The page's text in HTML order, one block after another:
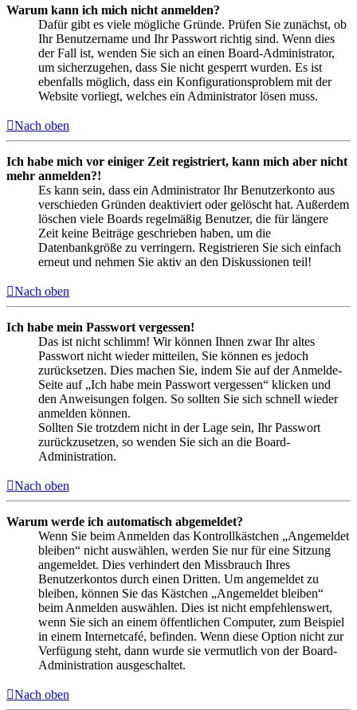
Warum kann ich mich nicht anmelden?
Dafür gibt es viele mögliche Gründe. Prüfen Sie zunächst, ob
Ihr Benutzername und Ihr Passwort richtig sind. Wenn dies
der Fall ist, wenden Sie sich an einen Board-Administrator,
um sicherzugehen, dass Sie nicht gesperrt wurden. Es ist
ebenfalls möglich, dass ein Konfigurationsproblem mit der
Website vorliegt, welches ein Administrator lösen muss.
Nach oben
Ich habe mich vor einiger Zeit registriert, kann mich aber nicht
mehr anmelden?!
Es kann sein, dass ein Administrator Ihr Benutzerkonto aus
verschieden Gründen deaktiviert oder gelöscht hat. Außerdem
löschen viele Boards regelmäßig Benutzer, die für längere
Zeit keine Beiträge geschrieben haben, um die
Datenbankgröße zu verringern. Registrieren Sie sich einfach
erneut und nehmen Sie aktiv an den Diskussionen teil!
Nach oben
Ich habe mein Passwort vergessen!
Das ist nicht schlimm! Wir können Ihnen zwar Ihr altes
Passwort nicht wieder mitteilen, Sie können es jedoch
zurücksetzen. Dies machen Sie, indem Sie auf der Anmelde-
Seite auf „Ich habe mein Passwort vergessen“ klicken und
den Anweisungen folgen. So sollten Sie sich schnell wieder
anmelden können.
Sollten Sie trotzdem nicht in der Lage sein, Ihr Passwort
zurückzusetzen, so wenden Sie sich an die Board-
Administration.
Nach oben
Warum werde ich automatisch abgemeldet?
Wenn Sie beim Anmelden das Kontrollkästchen „Angemeldet
bleiben“ nicht auswählen, werden Sie nur für eine Sitzung
angemeldet. Dies verhindert den Missbrauch Ihres
Benutzerkontos durch einen Dritten. Um angemeldet zu
bleiben, können Sie das Kästchen „Angemeldet bleiben“
beim Anmelden auswählen. Dies ist nicht empfehlenswert,
wenn Sie sich an einem öffentlichen Computer, zum Beispiel
in einem Internetcafé, befinden. Wenn diese Option nicht zur
Verfügung steht, dann wurde sie vermutlich von der Board-
Administration ausgeschaltet.
Nach oben